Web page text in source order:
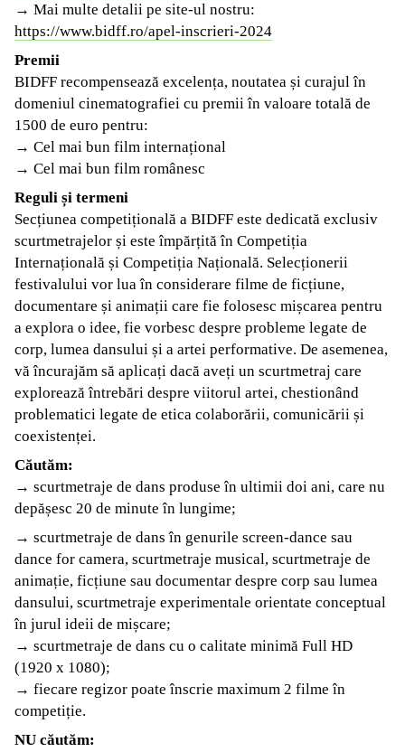
→ Mai multe detalii pe site-ul nostru:
https://www.bidff.ro/apel-inscrieri-2024
Premii
BIDFF recompensează excelența, noutatea și curajul în
domeniul cinematografiei cu premii în valoare totală de
1500 de euro pentru:
→ Cel mai bun film internațional
→ Cel mai bun film românesc
Reguli și termeni
Secțiunea competițională a BIDFF este dedicată exclusiv
scurtmetrajelor și este împărțită în Competiția
Internațională și Competiția Națională. Selecționerii
festivalului vor lua în considerare filme de ficțiune,
documentare și animații care fie folosesc mișcarea pentru
a explora o idee, fie vorbesc despre probleme legate de
corp, lumea dansului și a artei performative. De asemenea,
vă încurajăm să aplicați dacă aveți un scurtmetraj care
explorează întrebări despre viitorul artei, chestionând
problematici legate de etica colaborării, comunicării și
coexistenței.
Căutăm:
→ scurtmetraje de dans produse în ultimii doi ani, care nu
depășesc 20 de minute în lungime;
→ scurtmetraje de dans în genurile screen-dance sau
dance for camera, scurtmetraje musical, scurtmetraje de
animație, ficțiune sau documentar despre corp sau lumea
dansului, scurtmetraje experimentale orientate conceptual
în jurul ideii de mișcare;
→ scurtmetraje de dans cu o calitate minimă Full HD
(1920 x 1080);
→ fiecare regizor poate înscrie maximum 2 filme în
competiție.
NU căutăm: